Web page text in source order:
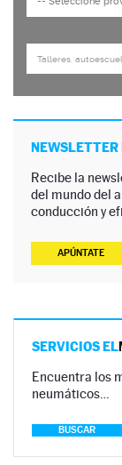
NEWSLETTER
Recibe la
del mundo del
conducción y
APÚNTATE
SERVICIOS EL
Encuentra los
neumáticos…
BUSCAR